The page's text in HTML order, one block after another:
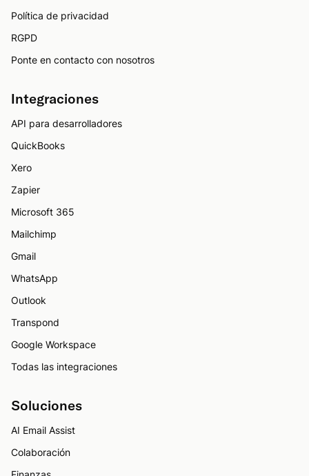
Política de privacidad
RGPD
Ponte en contacto con nosotros
Integraciones
API para desarrolladores
QuickBooks
Xero
Zapier
Microsoft 365
Mailchimp
Gmail
WhatsApp
Outlook
Transpond
Google Workspace
Todas las integraciones
Soluciones
AI Email Assist
Colaboración